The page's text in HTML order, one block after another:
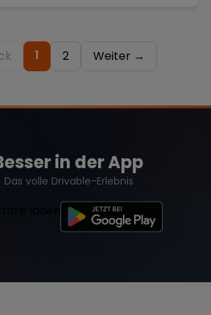
1 2 Weiter →
in der App
Das volle Drivable-Erlebnis